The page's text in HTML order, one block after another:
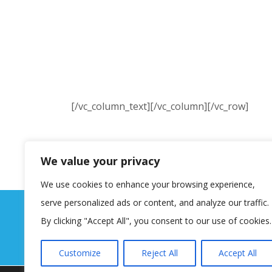
We value your privacy
We use cookies to enhance your browsing experience,
serve personalized ads or content, and analyze our traffic.
By clicking "Accept All", you consent to our use of cookies.
Customize Reject All Accept All
[/vc_column_text][/vc_column][/vc_row]